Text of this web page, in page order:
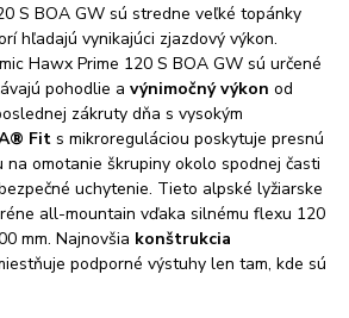
S BOA GW sú stredne veľké topánky
hľadajú vynikajúci zjazdový výkon.
Hawx Prime 120 S BOA GW sú určené
pohodlie a výnimočný výkon od
zákruty dňa s vysokým
Fit s mikroreguláciou poskytuje presnú
na omotanie škrupiny okolo spodnej časti
uchytenie. Tieto alpské lyžiarske
all-mountain vďaka silnému flexu 120
mm. Najnovšia konštrukcia
podporné výstuhy len tam, kde sú